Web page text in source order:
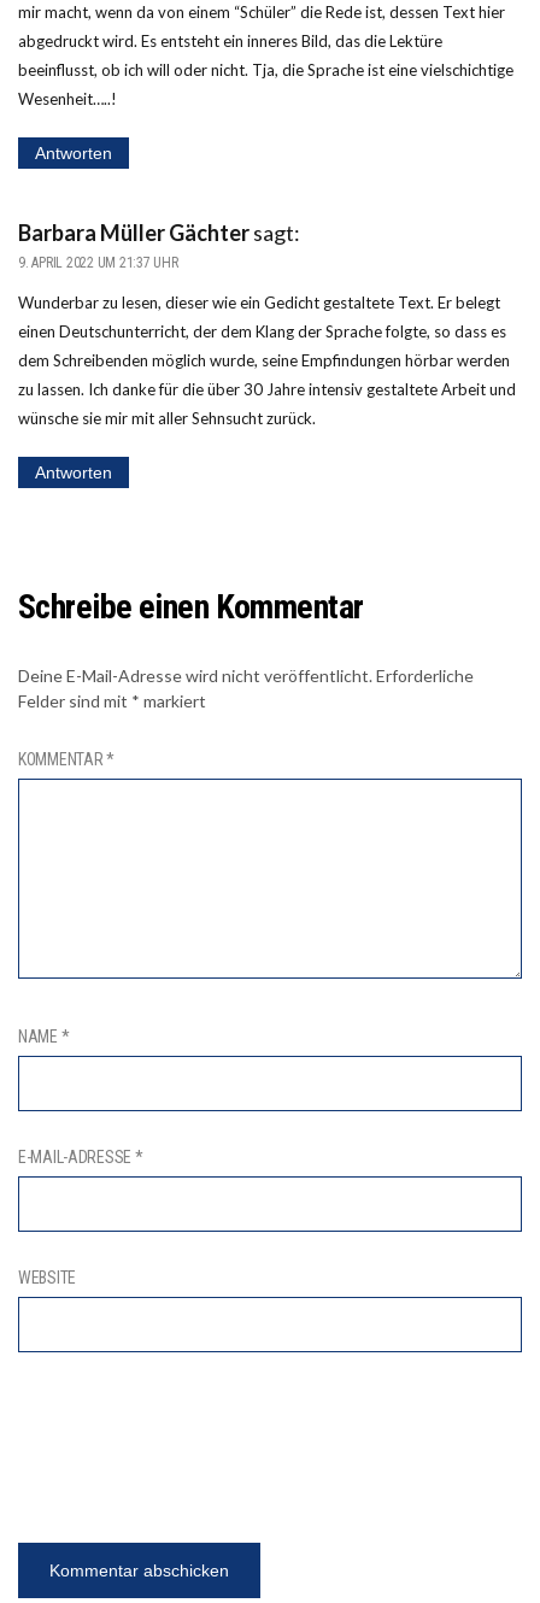
mir macht, wenn da von einem “Schüler” die Rede ist, dessen Text hier
abgedruckt wird. Es entsteht ein inneres Bild, das die Lektüre
beeinflusst, ob ich will oder nicht. Tja, die Sprache ist eine vielschichtige
Wesenheit…..!
Antworten
Barbara Müller Gächtersagt:
9. APRIL 2022 UM 21:37 UHR
Wunderbar zu lesen, dieser wie ein Gedicht gestaltete Text. Er belegt
einen Deutschunterricht, der dem Klang der Sprache folgte, so dass es
dem Schreibenden möglich wurde, seine Empfindungen hörbar werden
zu lassen. Ich danke für die über 30 Jahre intensiv gestaltete Arbeit und
wünsche sie mir mit aller Sehnsucht zurück.
Antworten
Schreibe einen Kommentar
Deine E-Mail-Adresse wird nicht veröffentlicht.Erforderliche
Felder sind mit * markiert
KOMMENTAR*
NAME *
E-MAIL-ADRESSE *
WEBSITE